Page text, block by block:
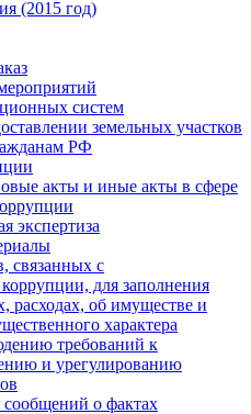
(2015 год)
систем
земельных участков
РФ
акты и иные акты в сфере
экспертиза
связанных с
для заполнения
расходах, об имуществе и
характера
требований к
и урегулированию
сообщений о фактах